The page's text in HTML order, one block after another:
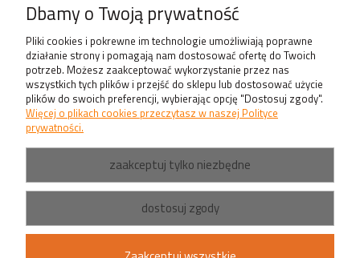
Produkty
Dbamy o Twoją prywatność
Pliki cookies i pokrewne im technologie umożliwiają poprawne
działanie strony i pomagają nam dostosować ofertę do Twoich
potrzeb. Możesz zaakceptować wykorzystanie przez nas
wszystkich tych plików i przejść do sklepu lub dostosować użycie
plików do swoich preferencji, wybierając opcję "Dostosuj zgody".
Więcej o plikach cookies przeczytasz w naszej Polityce
prywatności.
zaakceptuj tylko niezbędne
dostosuj zgody